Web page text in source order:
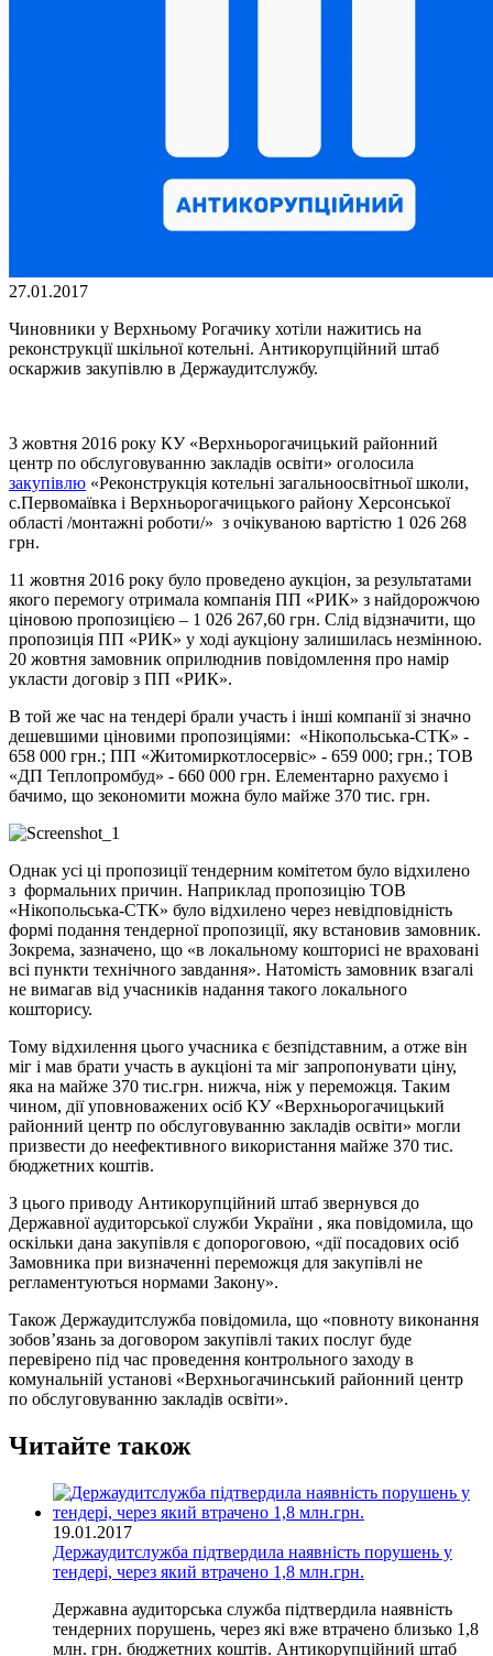
27.01.2017
Чиновники у Верхньому Рогачику хотіли нажитись на
реконструкції шкільної котельні. Антикорупційний штаб
оскаржив закупівлю в Держаудитслужбу.
3 жовтня 2016 року КУ «Верхньорогачицький районний
центр по обслуговуванню закладів освіти» оголосила
закупівлю «Реконструкція котельні загальноосвітньої школи,
с.Первомаївка і Верхньорогачицького району Херсонської
області /монтажні роботи/» з очікуваною вартістю 1 026 268
грн.
11 жовтня 2016 року було проведено аукціон, за результатами
якого перемогу отримала компанія ПП «РИК» з найдорожчою
ціновою пропозицією – 1 026 267,60 грн. Слід відзначити, що
пропозиція ПП «РИК» у ході аукціону залишилась незмінною.
20 жовтня замовник оприлюднив повідомлення про намір
укласти договір з ПП «РИК».
В той же час на тендері брали участь і інші компанії зі значно
дешевшими ціновими пропозиціями: «Нікопольська-СТК» -
658 000 грн.; ПП «Житомиркотлосервіс» - 659 000; грн.; ТОВ
«ДП Теплопромбуд» - 660 000 грн. Елементарно рахуємо і
бачимо, що зекономити можна було майже 370 тис. грн.
Однак усі ці пропозиції тендерним комітетом було відхилено
з формальних причин. Наприклад пропозицію ТОВ
«Нікопольська-СТК» було відхилено через невідповідність
формі подання тендерної пропозиції, яку встановив замовник.
Зокрема, зазначено, що «в локальному кошторисі не враховані
всі пункти технічного завдання». Натомість замовник взагалі
не вимагав від учасників надання такого локального
кошторису.
Тому відхилення цього учасника є безпідставним, а отже він
міг і мав брати участь в аукціоні та міг запропонувати ціну,
яка на майже 370 тис.грн. нижча, ніж у переможця. Таким
чином, дії уповноважених осіб КУ «Верхньорогачицький
районний центр по обслуговуванню закладів освіти» могли
призвести до неефективного використання майже 370 тис.
бюджетних коштів.
З цього приводу Антикорупційний штаб звернувся до
Державної аудиторської служби України , яка повідомила, що
оскільки дана закупівля є допороговою, «дії посадових осіб
Замовника при визначенні переможця для закупівлі не
регламентуються нормами Закону».
Також Держаудитслужба повідомила, що «повноту виконання
зобов’язань за договором закупівлі таких послуг буде
перевірено під час проведення контрольного заходу в
комунальній установі «Верхньогачинський районний центр
по обслуговуванню закладів освіти».
Читайте також
19.01.2017
Держаудитслужба підтвердила наявність порушень у
тендері, через який втрачено 1,8 млн.грн.
Державна аудиторська служба підтвердила наявність
тендерних порушень, через які вже втрачено близько 1,8
млн. грн. бюджетних коштів. Антикорупційний штаб